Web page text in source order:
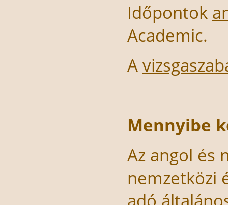
Időpontok
Academic.
A
Mennyibe
Az angol és
nemzetközi
adó